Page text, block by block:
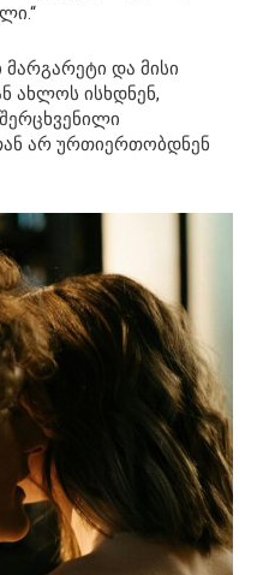
და მისი
ახლოს ისხდნენ,
არ ურთიერთობდნენ